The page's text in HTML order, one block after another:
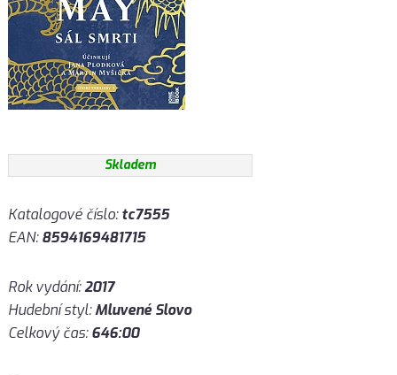
Skladem
Katalogové číslo:tc7555
EAN:8594169481715
Rok vydání:2017
Hudební styl:Mluvené Slovo
Celkový čas:646:00